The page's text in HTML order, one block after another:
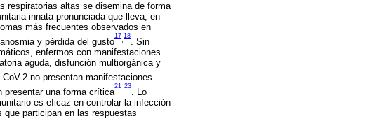
respiratorias altas se disemina de forma
innata pronunciada que lleva, en
más frecuentes observados en
y pérdida del gusto
17 18
. Sin
enfermos con manifestaciones
aguda, disfunción multiorgánica y
2 no presentan manifestaciones
presentar una forma crítica
21-23
. Lo
es eficaz en controlar la infección
participan en las respuestas